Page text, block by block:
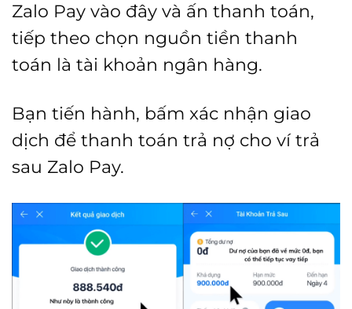
Zalo Pay vào đây và ấn thanh toán,
tiếp theo chọn nguồn tiền thanh
toán là tài khoản ngân hàng.
Bạn tiến hành, bấm xác nhận giao
dịch để thanh toán trả nợ cho ví trả
sau Zalo Pay.